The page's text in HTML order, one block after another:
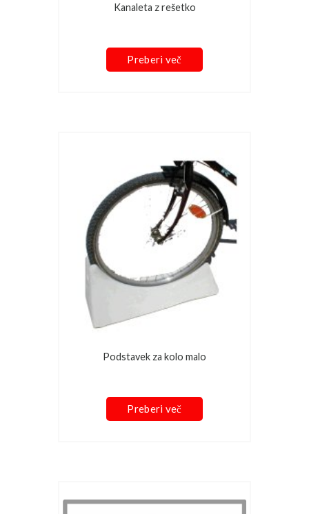
Kanaleta z rešetko
Preberi več
Podstavek za kolo malo
Preberi več